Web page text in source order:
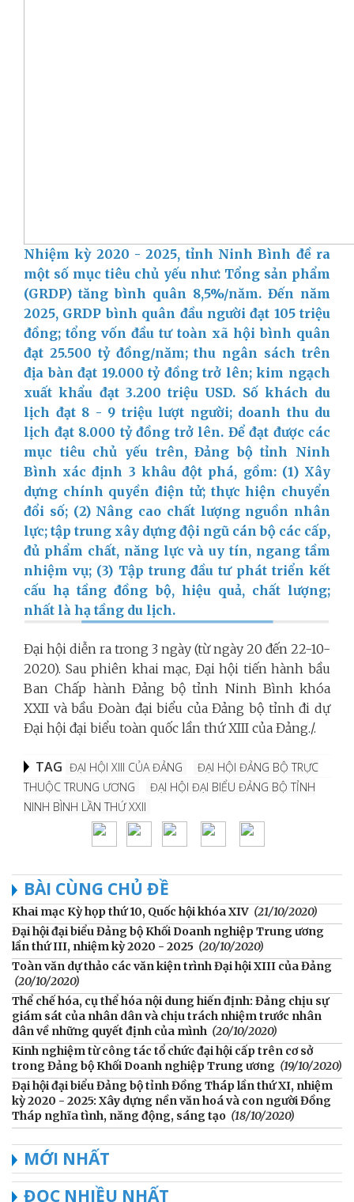
Nhiệm kỳ 2020 - 2025, tỉnh Ninh Bình đề ra
một số mục tiêu chủ yếu như: Tổng sản phẩm
(GRDP) tăng bình quân 8,5%/năm. Đến năm
2025, GRDP bình quân đầu người đạt 105 triệu
đồng; tổng vốn đầu tư toàn xã hội bình quân
đạt 25.500 tỷ đồng/năm; thu ngân sách trên
địa bàn đạt 19.000 tỷ đồng trở lên; kim ngạch
xuất khẩu đạt 3.200 triệu USD. Số khách du
lịch đạt 8 - 9 triệu lượt người; doanh thu du
lịch đạt 8.000 tỷ đồng trở lên. Để đạt được các
mục tiêu chủ yếu trên, Đảng bộ tỉnh Ninh
Bình xác định 3 khâu đột phá, gồm: (1) Xây
dựng chính quyền điện tử; thực hiện chuyển
đổi số; (2) Nâng cao chất lượng nguồn nhân
lực; tập trung xây dựng đội ngũ cán bộ các cấp,
đủ phẩm chất, năng lực và uy tín, ngang tầm
nhiệm vụ; (3) Tập trung đầu tư phát triển kết
cấu hạ tầng đồng bộ, hiệu quả, chất lượng;
nhất là hạ tầng du lịch.
Đại hội diễn ra trong 3 ngày (từ ngày 20 đến 22-10-
2020). Sau phiên khai mạc, Đại hội tiến hành bầu
Ban Chấp hành Đảng bộ tỉnh Ninh Bình khóa
XXII và bầu Đoàn đại biểu của Đảng bộ tỉnh đi dự
Đại hội đại biểu toàn quốc lần thứ XIII của Đảng./.
TAG ĐẠI HỘI XIII CỦA ĐẢNG
ĐẠI HỘI ĐẢNG BỘ TRỰC
THUỘC TRUNG ƯƠNG
ĐẠI HỘI ĐẠI BIỂU ĐẢNG BỘ TỈNH
NINH BÌNH LẦN THỨ XXII
BÀI CÙNG CHỦ ĐỀ
Khai mạc Kỳ họp thứ 10, Quốc hội khóa XIV (21/10/2020)
Đại hội đại biểu Đảng bộ Khối Doanh nghiệp Trung ương
lần thứ III, nhiệm kỳ 2020 - 2025 (20/10/2020)
Toàn văn dự thảo các văn kiện trình Đại hội XIII của Đảng
(20/10/2020)
Thể chế hóa, cụ thể hóa nội dung hiến định: Đảng chịu sự
giám sát của nhân dân và chịu trách nhiệm trước nhân
dân về những quyết định của mình (20/10/2020)
Kinh nghiệm từ công tác tổ chức đại hội cấp trên cơ sở
trong Đảng bộ Khối Doanh nghiệp Trung ương (19/10/2020)
Đại hội đại biểu Đảng bộ tỉnh Đồng Tháp lần thứ XI, nhiệm
kỳ 2020 - 2025: Xây dựng nền văn hoá và con người Đồng
Tháp nghĩa tình, năng động, sáng tạo (18/10/2020)
MỚI NHẤT
ĐỌC NHIỀU NHẤT